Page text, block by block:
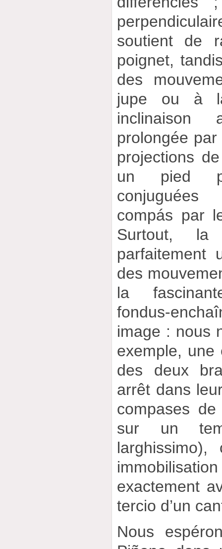
soutient de
poignet,
des
jupe ou à
inclinaison
prolongée
projections
un pied
compás par
Surtout, la
parfaitement
des
la
fondus-
image : nous
exemple, une
des deux
arrêt dans
compases
sur un
exactement
tercio d’un
Nous